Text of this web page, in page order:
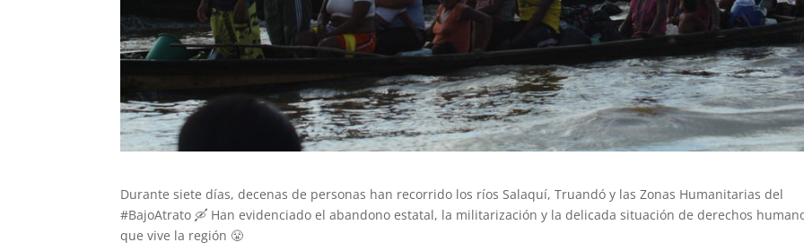
Durante siete días, decenas de personas han recorrido los ríos Salaquí, Truandó y las Zonas Humanitarias del
#BajoAtrato 🛶 Han evidenciado el abandono estatal, la militarización y la delicada situación de derechos
que vive la región 😤